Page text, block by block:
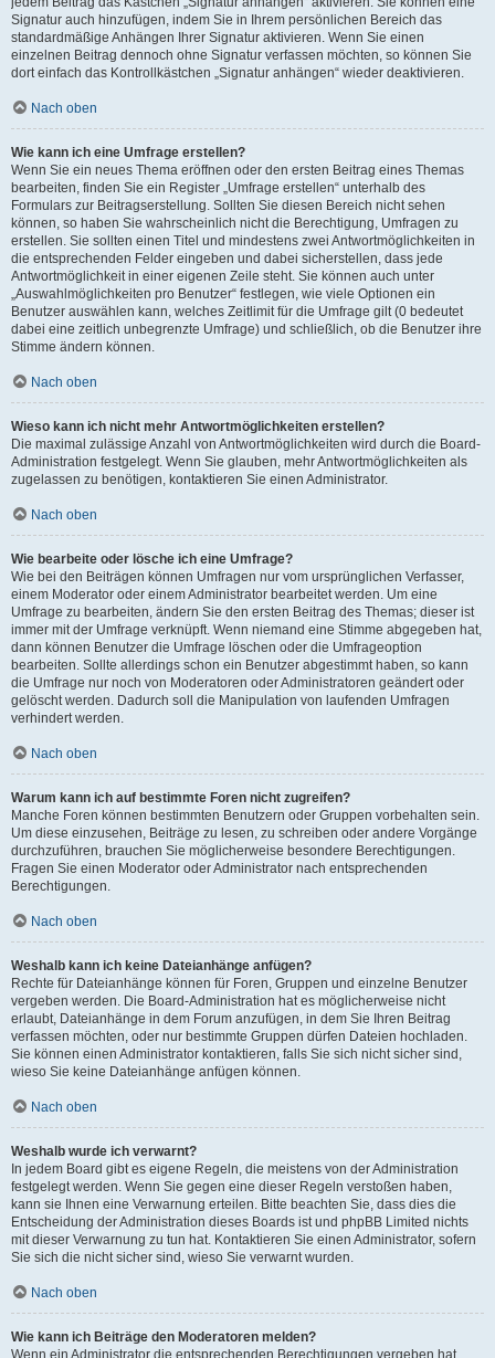
Signatur auch hinzufügen, indem Sie in Ihrem persönlichen Bereich das
standardmäßige Anhängen Ihrer Signatur aktivieren. Wenn Sie einen
einzelnen Beitrag dennoch ohne Signatur verfassen möchten, so können Sie
dort einfach das Kontrollkästchen „Signatur anhängen“ wieder deaktivieren.
Nach oben
Wie kann ich eine Umfrage erstellen?
Wenn Sie ein neues Thema eröffnen oder den ersten Beitrag eines Themas
bearbeiten, finden Sie ein Register „Umfrage erstellen“ unterhalb des
Formulars zur Beitragserstellung. Sollten Sie diesen Bereich nicht sehen
können, so haben Sie wahrscheinlich nicht die Berechtigung, Umfragen zu
erstellen. Sie sollten einen Titel und mindestens zwei Antwortmöglichkeiten in
die entsprechenden Felder eingeben und dabei sicherstellen, dass jede
Antwortmöglichkeit in einer eigenen Zeile steht. Sie können auch unter
„Auswahlmöglichkeiten pro Benutzer“ festlegen, wie viele Optionen ein
Benutzer auswählen kann, welches Zeitlimit für die Umfrage gilt (0 bedeutet
dabei eine zeitlich unbegrenzte Umfrage) und schließlich, ob die Benutzer ihre
Stimme ändern können.
Nach oben
Wieso kann ich nicht mehr Antwortmöglichkeiten erstellen?
Die maximal zulässige Anzahl von Antwortmöglichkeiten wird durch die Board-
Administration festgelegt. Wenn Sie glauben, mehr Antwortmöglichkeiten als
zugelassen zu benötigen, kontaktieren Sie einen Administrator.
Nach oben
Wie bearbeite oder lösche ich eine Umfrage?
Wie bei den Beiträgen können Umfragen nur vom ursprünglichen Verfasser,
einem Moderator oder einem Administrator bearbeitet werden. Um eine
Umfrage zu bearbeiten, ändern Sie den ersten Beitrag des Themas; dieser ist
immer mit der Umfrage verknüpft. Wenn niemand eine Stimme abgegeben hat,
dann können Benutzer die Umfrage löschen oder die Umfrageoption
bearbeiten. Sollte allerdings schon ein Benutzer abgestimmt haben, so kann
die Umfrage nur noch von Moderatoren oder Administratoren geändert oder
gelöscht werden. Dadurch soll die Manipulation von laufenden Umfragen
verhindert werden.
Nach oben
Warum kann ich auf bestimmte Foren nicht zugreifen?
Manche Foren können bestimmten Benutzern oder Gruppen vorbehalten sein.
Um diese einzusehen, Beiträge zu lesen, zu schreiben oder andere Vorgänge
durchzuführen, brauchen Sie möglicherweise besondere Berechtigungen.
Fragen Sie einen Moderator oder Administrator nach entsprechenden
Berechtigungen.
Nach oben
Weshalb kann ich keine Dateianhänge anfügen?
Rechte für Dateianhänge können für Foren, Gruppen und einzelne Benutzer
vergeben werden. Die Board-Administration hat es möglicherweise nicht
erlaubt, Dateianhänge in dem Forum anzufügen, in dem Sie Ihren Beitrag
verfassen möchten, oder nur bestimmte Gruppen dürfen Dateien hochladen.
Sie können einen Administrator kontaktieren, falls Sie sich nicht sicher sind,
wieso Sie keine Dateianhänge anfügen können.
Nach oben
Weshalb wurde ich verwarnt?
In jedem Board gibt es eigene Regeln, die meistens von der Administration
festgelegt werden. Wenn Sie gegen eine dieser Regeln verstoßen haben,
kann sie Ihnen eine Verwarnung erteilen. Bitte beachten Sie, dass dies die
Entscheidung der Administration dieses Boards ist und phpBB Limited nichts
mit dieser Verwarnung zu tun hat. Kontaktieren Sie einen Administrator, sofern
Sie sich die nicht sicher sind, wieso Sie verwarnt wurden.
Nach oben
Wie kann ich Beiträge den Moderatoren melden?
Wenn ein Administrator die entsprechenden Berechtigungen vergeben hat,